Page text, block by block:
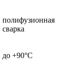
полифузионная
сварка
до +90°C